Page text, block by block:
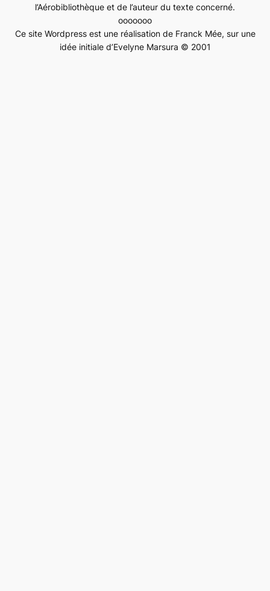
l’Aérobibliothèque et de l’auteur du texte concerné.
ooooooo
Ce site Wordpress est une réalisation de Franck Mée, sur une
idée initiale d’Evelyne Marsura © 2001